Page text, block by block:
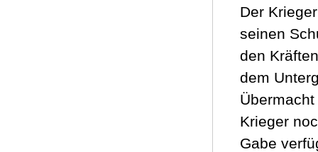
Der
seinen
den
dem
Krieger
Gabe